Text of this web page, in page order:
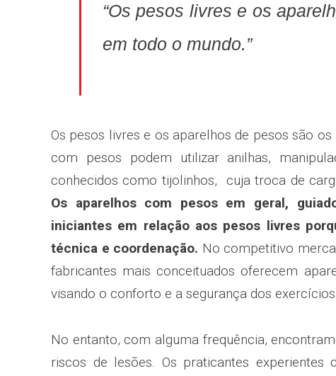
“Os pesos livres e os
em todo o mundo.”
Os pesos livres e os aparelhos de pesos são
com pesos podem utilizar anilhas,
conhecidos como tijolinhos,  cuja troca de
Os aparelhos com pesos em geral,
iniciantes em relação aos pesos livres
técnica e coordenação. No competitivo
fabricantes mais conceituados oferecem
visando o conforto e a segurança dos exercícios.
No entanto, com alguma frequência,
riscos de lesões. Os praticantes experientes